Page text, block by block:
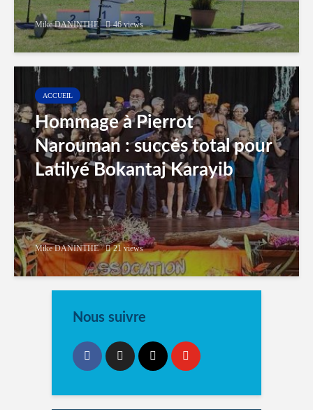
Mike DANINTHE 46 views
ACCUEIL
Hommage à Pierrot
Narouman : succés total pour
Latilyé Bokantaj Karayib
Mike DANINTHE 21 views
Nous suivre